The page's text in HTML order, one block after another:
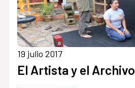
19 julio 2017
El Artista y el Archivo